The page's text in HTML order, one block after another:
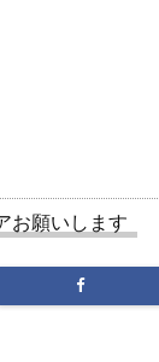
お願いします